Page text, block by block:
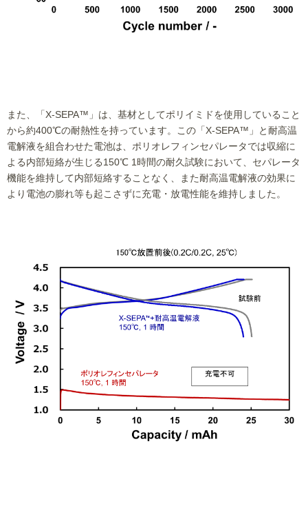
また、「X-SEPA™」は、基材としてポリイミドを使用していること
から約400℃の耐熱性を持っています。この「X-SEPA™」と耐高温
電解液を組合わせた電池は、ポリオレフィンセパレータでは収縮に
よる内部短絡が生じる150℃ 1時間の耐久試験において、セパレータ
機能を維持して内部短絡することなく、また耐高温電解液の効果に
より電池の膨れ等も起こさずに充電・放電性能を維持しました。